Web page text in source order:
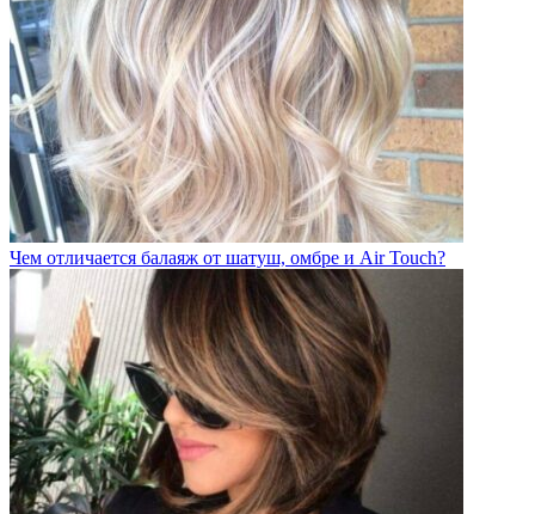
Чем отличается балаяж от шатуш, омбре и Air Touch?